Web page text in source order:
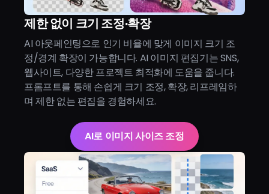
제한 없이 크기 조정·확장
AI 아웃페인팅으로 인기 비율에 맞게 이미지 크기 조
정/경계 확장이 가능합니다. AI 이미지 편집기는 SNS,
웹사이트, 다양한 프로젝트 최적화에 도움을 줍니다.
프롬프트를 통해 손쉽게 크기 조정, 확장, 리프레임하
며 제한 없는 편집을 경험하세요.
AI로 이미지 사이즈 조정